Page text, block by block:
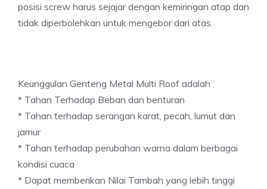
posisi screw harus sejajar dengan kemiringan atap dan
tidak diperbolehkan untuk mengebor dari atas.
Keunggulan Genteng Metal Multi Roof adalah :
* Tahan Terhadap Beban dan benturan
* Tahan terhadap serangan karat, pecah, lumut dan
jamur
* Tahan terhadap perubahan warna dalam berbagai
kondisi cuaca
* Dapat memberikan Nilai Tambah yang lebih tinggi